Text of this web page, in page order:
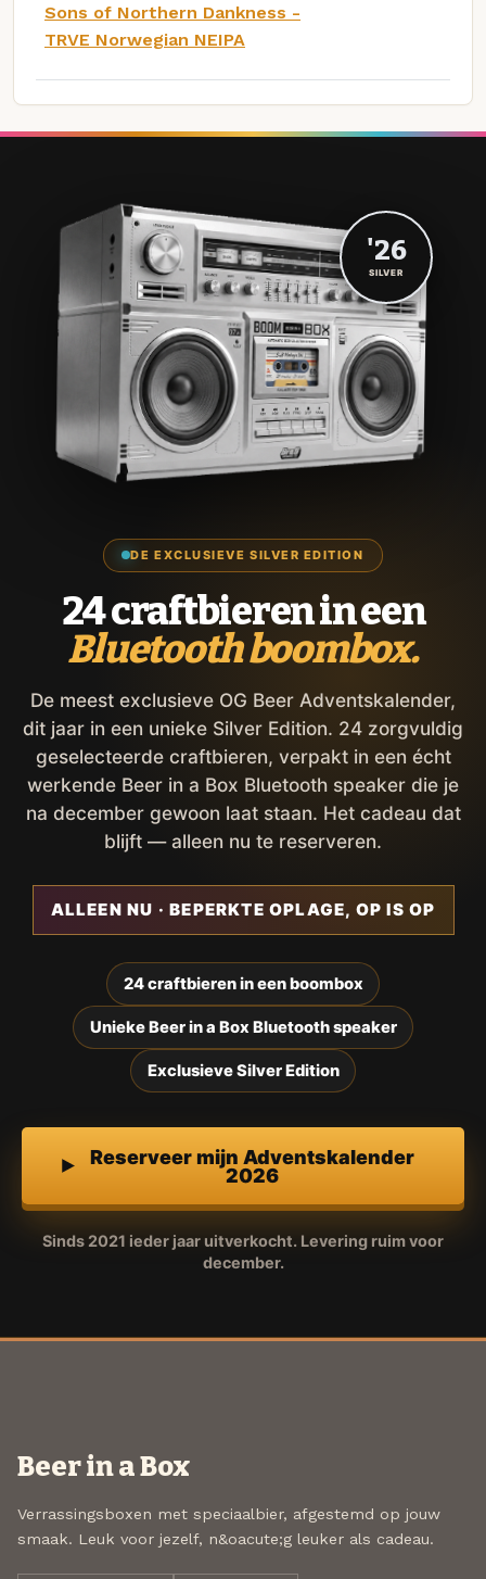
Sons of Northern Dankness -
TRVE Norwegian NEIPA
DE EXCLUSIEVE SILVER EDITION
24 craftbieren in een
Bluetooth boombox.
De meest exclusieve OG Beer Adventskalender,
dit jaar in een unieke Silver Edition. 24 zorgvuldig
geselecteerde craftbieren, verpakt in een écht
werkende Beer in a Box Bluetooth speaker die je
na december gewoon laat staan. Het cadeau dat
blijft — alleen nu te reserveren.
ALLEEN NU · BEPERKTE OPLAGE, OP IS OP
24 craftbieren in een boombox
Unieke Beer in a Box Bluetooth speaker
Exclusieve Silver Edition
Reserveer mijn Adventskalender
2026
Sinds 2021 ieder jaar uitverkocht. Levering ruim voor
december.
'26
SILVER
Beer in a Box
Verrassingsboxen met speciaalbier, afgestemd op jouw
smaak. Leuk voor jezelf, n&oacute;g leuker als cadeau.